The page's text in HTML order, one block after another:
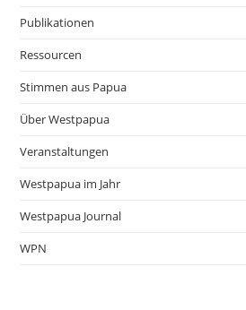
Publikationen
Ressourcen
Stimmen aus Papua
Über Westpapua
Veranstaltungen
Westpapua im Jahr
Westpapua Journal
WPN